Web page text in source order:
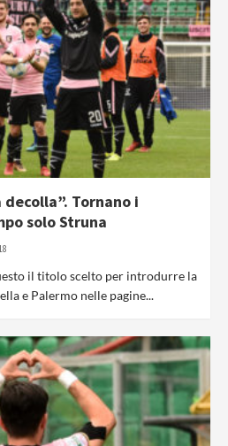
decolla”. Tornano i
solo Struna
il titolo scelto per introdurre la
e Palermo nelle pagine...